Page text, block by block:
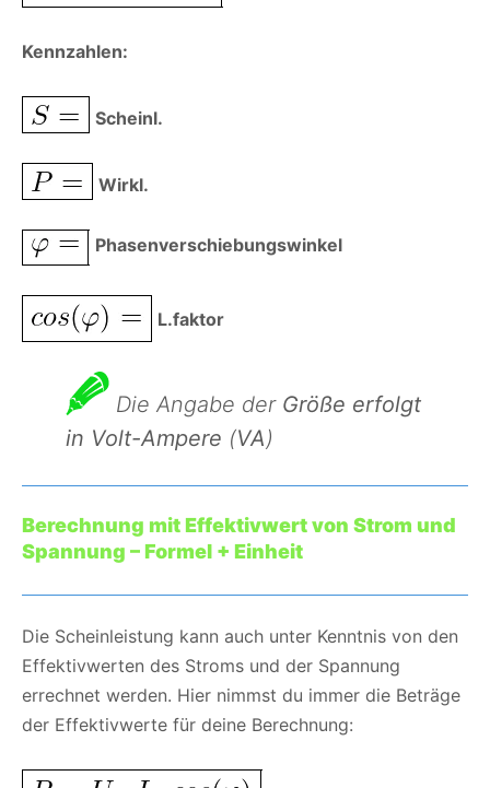
Kennzahlen:
Scheinl.
Wirkl.
Phasenverschiebungswinkel
L.faktor
Die Angabe der Größe erfolgt
in Volt-Ampere (VA)
Berechnung mit Effektivwert von Strom und
Spannung – Formel + Einheit
Die Scheinleistung kann auch unter Kenntnis von den
Effektivwerten des Stroms und der Spannung
errechnet werden. Hier nimmst du immer die Beträge
der Effektivwerte für deine Berechnung: